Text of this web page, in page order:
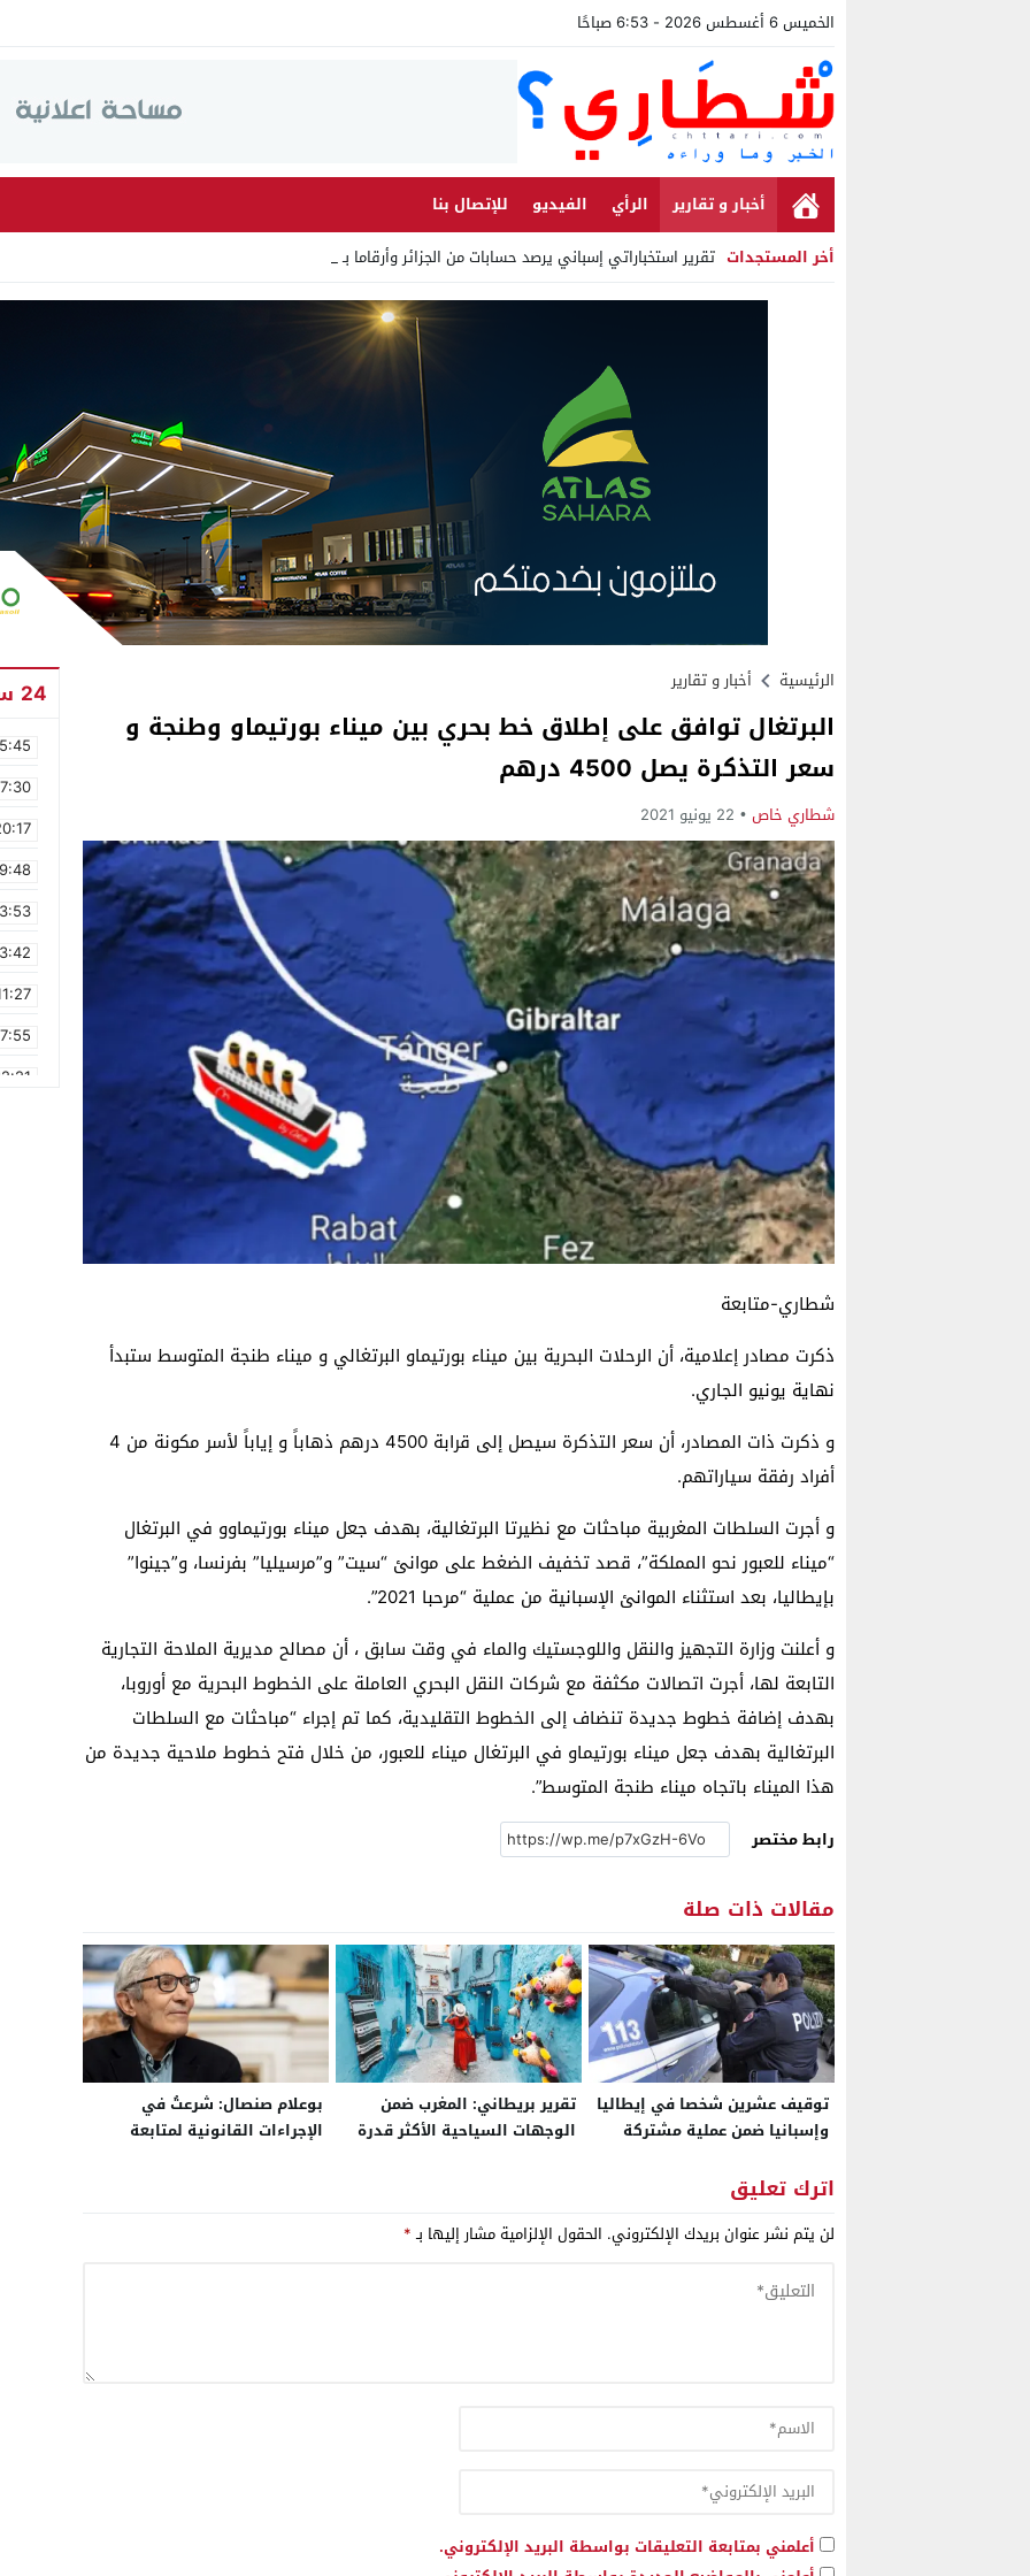
الخميس 6 أغسطس 2026 - 6:53 صباحًا
أخبار و تقارير الرأي الفيديو
للإتصال بنا
أخر المستجدات تقرير استخباراتي إسباني يرصد حسابات من الجزائر وأرقاما بـ”213+” ضمن _
Stop
الرئيسية أخبار و تقارير
البرتغال توافق على إطلاق خط بحري بين ميناء بورتيماو وطنجة و
سعر التذكرة يصل 4500 درهم
شطاري خاص 22 يونيو 2021
شطاري-متابعة
ذكرت مصادر إعلامية، أن الرحلات البحرية بين ميناء بورتيماو البرتغالي و ميناء طنجة المتوسط ستبدأ
نهاية يونيو الجاري.
و ذكرت ذات المصادر، أن سعر التذكرة سيصل إلى قرابة 4500 درهم ذهاباً و إياباً لأسر مكونة من 4
أفراد رفقة سياراتهم.
و أجرت السلطات المغربية مباحثات مع نظيرتا البرتغالية، بهدف جعل ميناء بورتيماوو في البرتغال
“ميناء للعبور نحو المملكة”، قصد تخفيف الضغط على موانئ “سيت” و”مرسيليا” بفرنسا، و”جينوا”
بإيطاليا، بعد استثناء الموانئ الإسبانية من عملية “مرحبا 2021”.
و أعلنت وزارة التجهيز والنقل واللوجستيك والماء في وقت سابق ، أن مصالح مديرية الملاحة التجارية
التابعة لها، أجرت اتصالات مكثفة مع شركات النقل البحري العاملة على الخطوط البحرية مع أوروبا،
بهدف إضافة خطوط جديدة تنضاف إلى الخطوط التقليدية، كما تم إجراء “مباحثات مع السلطات
البرتغالية بهدف جعل ميناء بورتيماو في البرتغال ميناء للعبور، من خلال فتح خطوط ملاحية جديدة من
هذا الميناء باتجاه ميناء طنجة المتوسط”.
رابط مختصر
مقالات ذات صلة
توقيف عشرين شخصا في إيطاليا
وإسبانيا ضمن عملية مشتركة
الحشيش انطلاقاً من المغرب نحو
مدن أوروبية
تقرير بريطاني: المغرب ضمن
الوجهات السياحية الأكثر قدرة
بوعلام صنصال: شرعتُ في
الإجراءات القانونية لمتابعة
اترك تعليق
لن يتم نشر عنوان بريدك الإلكتروني. الحقول الإلزامية مشار إليها بـ*
أعلمني بمتابعة التعليقات بواسطة البريد الإلكتروني.
24 ساعة